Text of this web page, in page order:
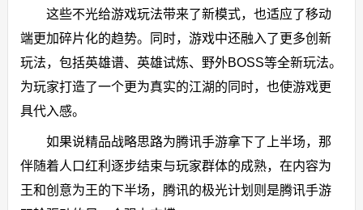
这些不光给游戏玩法带来了新模式，也适应了移动
端更加碎片化的趋势。同时，游戏中还融入了更多创新
玩法，包括英雄谱、英雄试炼、野外BOSS等全新玩法。
为玩家打造了一个更为真实的江湖的同时，也使游戏更
具代入感。
如果说精品战略思路为腾讯手游拿下了上半场，那
伴随着人口红利逐步结束与玩家群体的成熟，在内容为
王和创意为王的下半场，腾讯的极光计划则是腾讯手游